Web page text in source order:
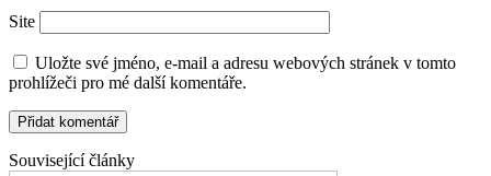
Site
Uložte své jméno, e-mail a adresu webových stránek v tomto
prohlížeči pro mé další komentáře.
Související články